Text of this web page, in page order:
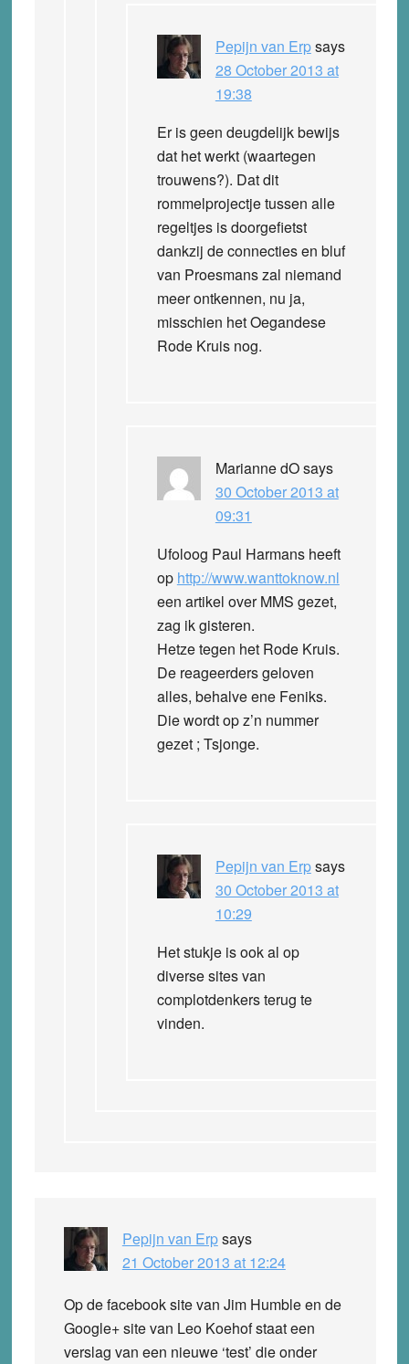
Pepijn van Erpsays
28 October 2013 at
19:38
Er is geen deugdelijk bewijs
dat het werkt (waartegen
trouwens?). Dat dit
rommelprojectje tussen alle
regeltjes is doorgefietst
dankzij de connecties en bluf
van Proesmans zal niemand
meer ontkennen, nu ja,
misschien het Oegandese
Rode Kruis nog.
Marianne dOsays
30 October 2013 at
09:31
Ufoloog Paul Harmans heeft
op http://www.wanttoknow.nl
een artikel over MMS gezet,
zag ik gisteren.
Hetze tegen het Rode Kruis.
De reageerders geloven
alles, behalve ene Feniks.
Die wordt op z’n nummer
gezet ; Tsjonge.
Pepijn van Erpsays
30 October 2013 at
10:29
Het stukje is ook al op
diverse sites van
complotdenkers terug te
vinden.
Pepijn van Erpsays
21 October 2013 at 12:24
Op de facebook site van Jim Humble en de
Google+ site van Leo Koehof staat een
verslag van een nieuwe ‘test’ die onder